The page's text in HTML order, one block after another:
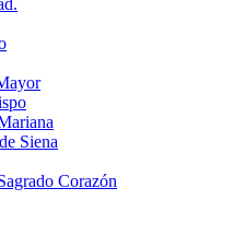
Siena
Corazón